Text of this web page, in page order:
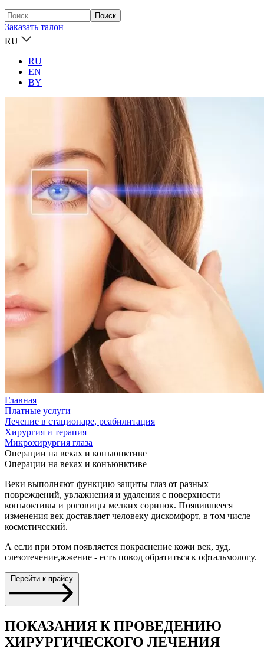
Заказать талон
RU
RU
EN
BY
Главная
Платные услуги
Лечение в стационаре, реабилитация
Хирургия и терапия
Микрохирургия глаза
Операции на веках и конъюнктиве
Операции на веках и конъюнктиве
Веки выполняют функцию защиты глаз от разных
повреждений, увлажнения и удаления с поверхности
конъюктивы и роговицы мелких соринок. Появившееся
изменения век доставляет человеку дискомфорт, в том числе
косметический.
А если при этом появляется покраснение кожи век, зуд,
слезотечение,жжение - есть повод обратиться к офтальмологу.
Перейти к прайсу
ПОКАЗАНИЯ К ПРОВЕДЕНИЮ
ХИРУРГИЧЕСКОГО ЛЕЧЕНИЯ